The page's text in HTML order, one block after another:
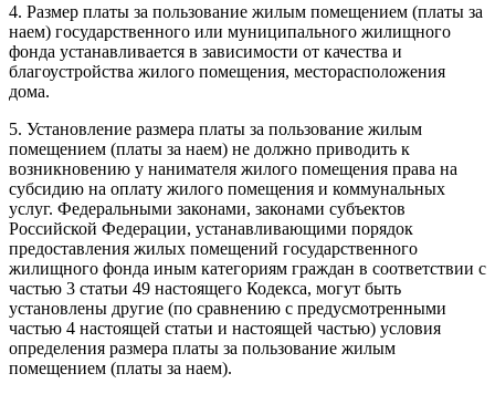
4. Размер платы за пользование жилым помещением (платы за
наем) государственного или муниципального жилищного
фонда устанавливается в зависимости от качества и
благоустройства жилого помещения, месторасположения
дома.
5. Установление размера платы за пользование жилым
помещением (платы за наем) не должно приводить к
возникновению у нанимателя жилого помещения права на
субсидию на оплату жилого помещения и коммунальных
услуг. Федеральными законами, законами субъектов
Российской Федерации, устанавливающими порядок
предоставления жилых помещений государственного
жилищного фонда иным категориям граждан в соответствии с
частью 3 статьи 49 настоящего Кодекса, могут быть
установлены другие (по сравнению с предусмотренными
частью 4 настоящей статьи и настоящей частью) условия
определения размера платы за пользование жилым
помещением (платы за наем).